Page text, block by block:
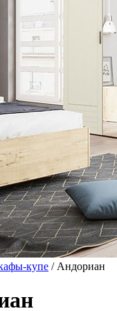
купе / Андориан